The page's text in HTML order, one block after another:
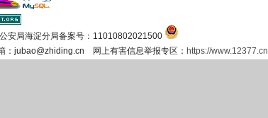
安局海淀分局备案号：11010802021500
jubao@zhiding.cn 网上有害信息举报专区： https://www.12377.cn